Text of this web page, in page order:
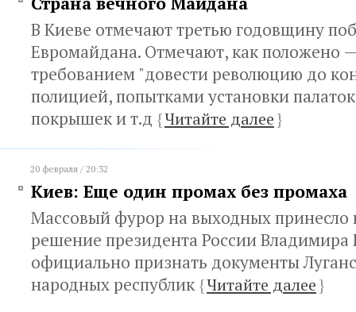
В Киеве отмечают третью годовщину
Евромайдана. Отмечают, как положено
требованием "довести революцию до
полицией, попытками установки
покрышек и т.д {Читайте далее}
20 февраля / 20:32
Киев: Еще один промах без промаха
Массовый фурор на выходных
решение президента России Владимира
официально признать документы
народных республик{Читайте далее}